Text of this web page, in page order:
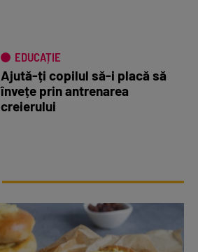
EDUCAȚIE
Ajută-ți copilul să-i placă să
învețe prin antrenarea
creierului